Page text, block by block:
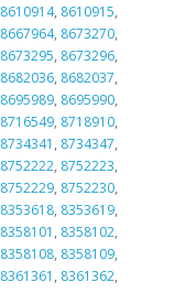
8610914, 8610915,
8667964, 8673270,
8673295, 8673296,
8682036, 8682037,
8695989, 8695990,
8716549, 8718910,
8734341 , 8734347,
8752222, 8752223,
8752229, 8752230,
8353618, 8353619,
8358101 , 8358102,
8358108, 8358109,
8361361 , 8361362,